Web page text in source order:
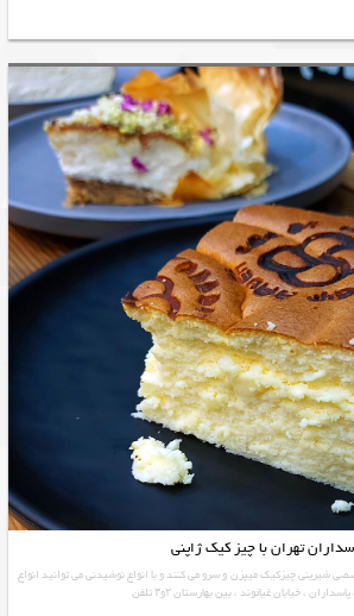
تهران با چیز کیک ژاپنی
شیرینی چیزکیک میپزن و سرو می کنند و با انواع نوشیدنی می توانید انواع
، خیابان غیاثوند ، بین بهارستان ۲و۳ تلفن